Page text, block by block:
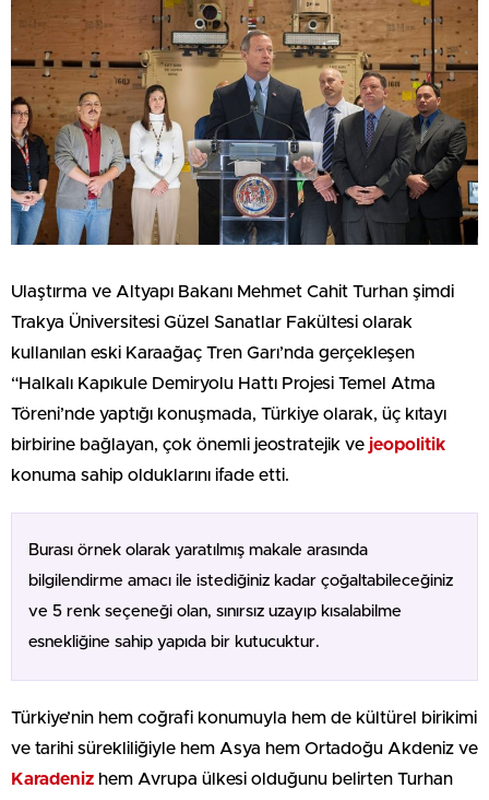
Ulaştırma ve Altyapı Bakanı Mehmet Cahit Turhan şimdi
Trakya Üniversitesi Güzel Sanatlar Fakültesi olarak
kullanılan eski Karaağaç Tren Garı’nda gerçekleşen
“Halkalı Kapıkule Demiryolu Hattı Projesi Temel Atma
Töreni’nde yaptığı konuşmada, Türkiye olarak, üç kıtayı
birbirine bağlayan, çok önemli jeostratejik ve jeopolitik
konuma sahip olduklarını ifade etti.
Burası örnek olarak yaratılmış makale arasında
bilgilendirme amacı ile istediğiniz kadar çoğaltabileceğiniz
ve 5 renk seçeneği olan, sınırsız uzayıp kısalabilme
esnekliğine sahip yapıda bir kutucuktur.
Türkiye’nin hem coğrafi konumuyla hem de kültürel birikimi
ve tarihi sürekliliğiyle hem Asya hem Ortadoğu Akdeniz ve
Karadeniz hem Avrupa ülkesi olduğunu belirten Turhan